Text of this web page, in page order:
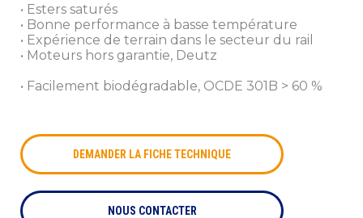
• Esters saturés
• Bonne performance à basse température
• Expérience de terrain dans le secteur du rail
• Moteurs hors garantie, Deutz
• Facilement biodégradable, OCDE 301B > 60 %
DEMANDER LA FICHE TECHNIQUE
NOUS CONTACTER
Consentement
En cochant cette case, j'accepte que Preciag utilise mes
données personnelles dans le cadre de la relation
commerciale qui découle de cette demande d’information.
Vous pouvez vous désinscrire à tout moment en nous
* Champs obligatoires